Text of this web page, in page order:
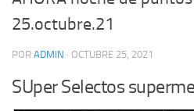
25.octubre.21
POR ADMIN · OCTUBRE 25, 2021
SUper Selectos